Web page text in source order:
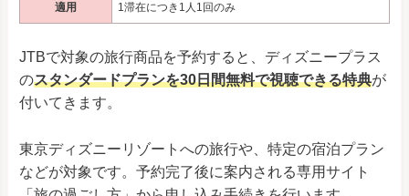
適用 1滞在につき1人1回のみ
JTBで対象の旅行商品を予約すると、ディズニープラス
のスタンダードプランを30日間無料で視聴できる特典が
付いてきます。
東京ディズニーリゾートへの旅行や、特定の宿泊プラン
などが対象です。予約完了後に案内される専用サイト